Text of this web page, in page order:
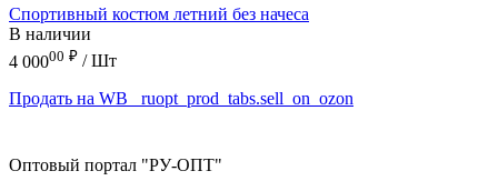
Спортивный костюм летний без начеса
В наличии
4 00000 ₽ / Шт
Продать на WB
_ruopt_prod_tabs.sell_on_ozon
Оптовый портал "РУ-ОПТ"